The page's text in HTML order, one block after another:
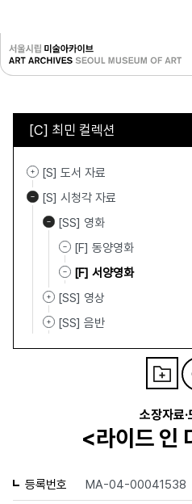
[C] 최민 컬렉션
[S] 도서 자료
[S] 시청각 자료
[SS] 영화
[F] 동양영화
[F] 서양영화
[SS] 영상
[SS] 음반
소장자료·
<라이드 인
등록번호 MA-04-00041538